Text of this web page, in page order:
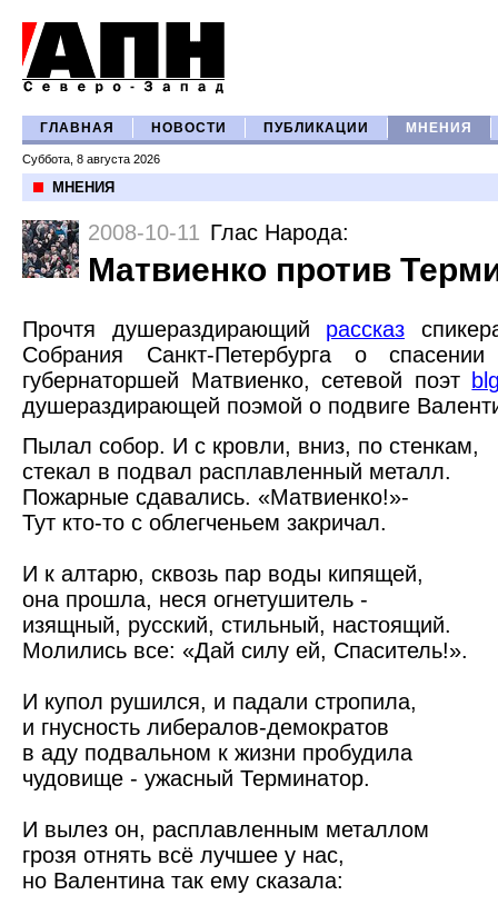
ГЛАВНАЯ НОВОСТИ ПУБЛИКАЦИИ МНЕНИЯ
Суббота, 8 августа 2026
МНЕНИЯ
2008-10-11 Глас Народа:
Матвиенко против
Прочтя душераздирающий рассказ
Собрания Санкт-Петербурга о спасении
губернаторшей Матвиенко, сетевой поэт
душераздирающей поэмой о подвиге
Пылал собор. И с кровли, вниз, по стенкам,
стекал в подвал расплавленный металл.
Пожарные сдавались. «Матвиенко!»-
Тут кто-то с облегченьем закричал.
И к алтарю, сквозь пар воды кипящей,
она прошла, неся огнетушитель -
изящный, русский, стильный, настоящий.
Молились все: «Дай силу ей, Спаситель!».
И купол рушился, и падали стропила,
и гнусность либералов-демократов
в аду подвальном к жизни пробудила
чудовище - ужасный Терминатор.
И вылез он, расплавленным металлом
грозя отнять всё лучшее у нас,
но Валентина так ему сказала: